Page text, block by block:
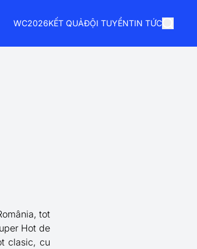
WC2026KẾT QUẢĐỘI TUYỂNTIN TỨC
tot
Hot de
clasic, cu